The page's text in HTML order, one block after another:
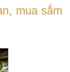
mua sắm